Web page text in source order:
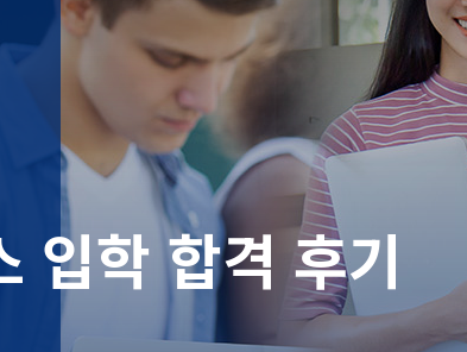
입학 합격 후기